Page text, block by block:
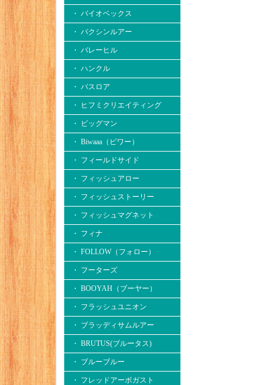
・ バイオベックス
・ バクシンルアー
・ バレーヒル
・ ハンクル
・ バスロア
・ ヒフミクリエイティング
・ ビッグマン
・ Biwaaa（ビワー）
・ フィールドサイド
・ フィッシュアロー
・ フィッシュストーリー
・ フィッシュマグネット
・ フィナ
・ FOLLOW（フォロー）
・ フーターズ
・ BOOYAH（ブーヤー）
・ フラッシュユニオン
・ ブラッディサムルアー
・ BRUTUS(ブルータス)
・ ブルーブルー
・ フレッドアーボガスト